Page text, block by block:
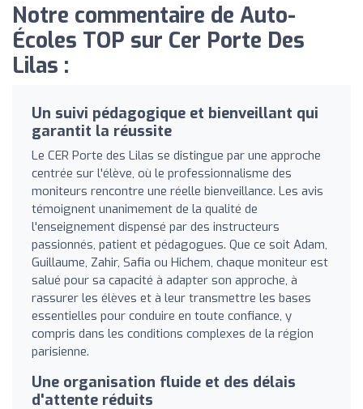
Notre commentaire de Auto-
Écoles TOP sur Cer Porte Des
Lilas :
Un suivi pédagogique et bienveillant qui
garantit la réussite
Le CER Porte des Lilas se distingue par une approche
centrée sur l'élève, où le professionnalisme des
moniteurs rencontre une réelle bienveillance. Les avis
témoignent unanimement de la qualité de
l'enseignement dispensé par des instructeurs
passionnés, patient et pédagogues. Que ce soit Adam,
Guillaume, Zahir, Safia ou Hichem, chaque moniteur est
salué pour sa capacité à adapter son approche, à
rassurer les élèves et à leur transmettre les bases
essentielles pour conduire en toute confiance, y
compris dans les conditions complexes de la région
parisienne.
Une organisation fluide et des délais
d'attente réduits